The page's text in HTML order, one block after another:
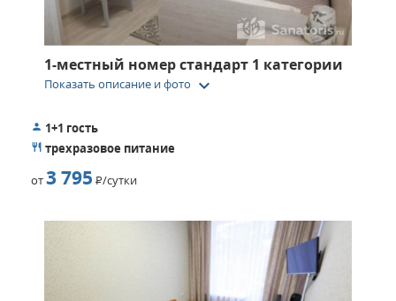
1-местный номер стандарт 1 категории
Показать описание и фото keyboard_arrow_down
1+1 гость
трехразовое питание
от3 795 Р/сутки